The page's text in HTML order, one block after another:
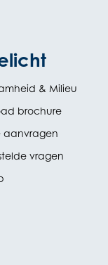
& Milieu
brochure
aanvragen
vragen